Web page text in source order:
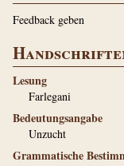
Feedback geben
Lesung
Farlegani
Bedeutungsangabe
Unzucht
Grammatische